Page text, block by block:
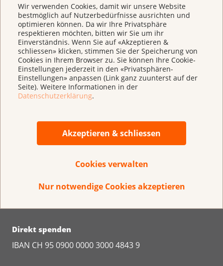
Wir verwenden Cookies, damit wir unsere Website
bestmöglich auf Nutzerbedürfnisse ausrichten und
optimieren können. Da wir Ihre Privatsphäre
respektieren möchten, bitten wir Sie um ihr
Einverständnis. Wenn Sie auf «Akzeptieren &
schliessen» klicken, stimmen Sie der Speicherung von
Cookies in Ihrem Browser zu. Sie können Ihre Cookie-
Einstellungen jederzeit in den «Privatsphären-
Einstellungen» anpassen (Link ganz zuunterst auf der
Seite). Weitere Informationen in der
Datenschutzerklärung.
Akzeptieren & schliessen
Cookies verwalten
Nur notwendige Cookies akzeptieren
(Englisch)(pdf,13 MB)
Executive Summary Nationale Studie
Onkoreha(pdf,156 KB)
Zusammenstellung Ergebnisse Nationaler
Workshop Onkoreha(pdf,117 KB)
Interview zur Nationalen Studie mit Beate
Schneider
Direkt spenden
IBAN CH 95 0900 0000 3000 4843 9